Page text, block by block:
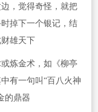
，觉得奇怪，就把
掉下一个银记，结
雄天下
炼金术，如《柳亭
有一句叫“百八火神
的鼎器